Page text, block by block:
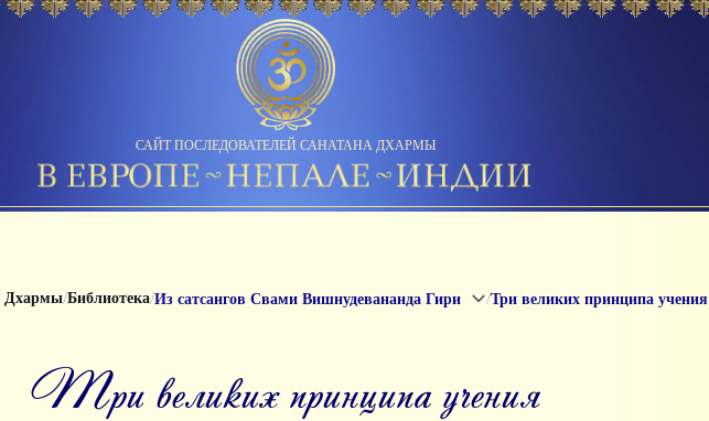
САЙТ ПОСЛЕДОВАТЕЛЕЙ САНАТАНА ДХАРМЫ
Дхармы/Библиотека/Из сатсангов Свами Вишнудевананда Гири /Три великих принципа учения
Три великих принципа учения